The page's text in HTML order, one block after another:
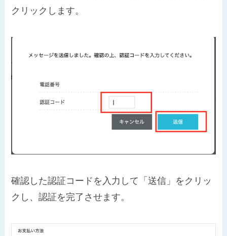
クリックします。
確認した認証コードを入力して「送信」をクリッ
クし、認証を完了させます。